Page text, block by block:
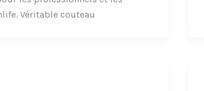
Véritable couteau